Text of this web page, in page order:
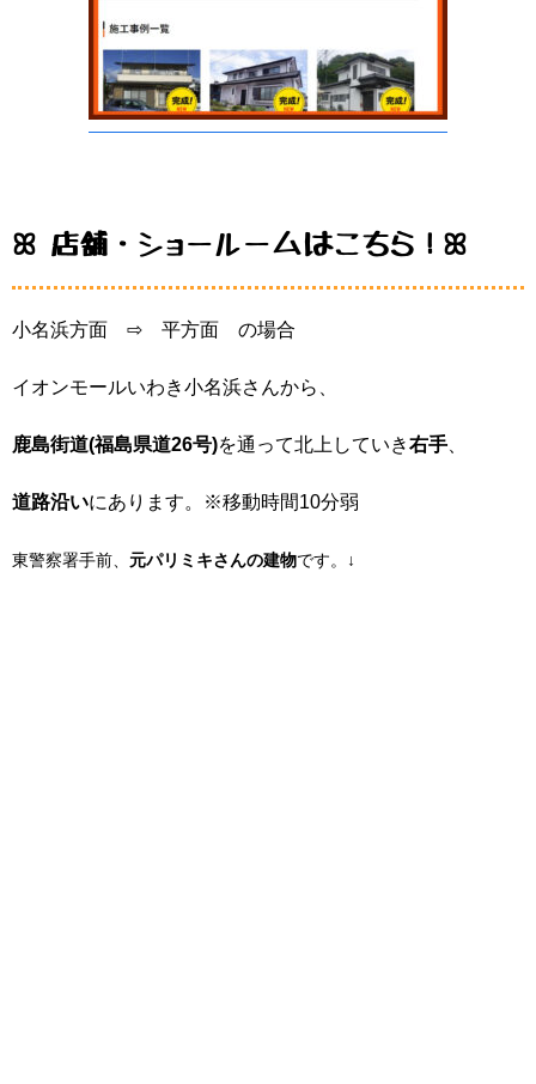
ꕤ 店舗・ショールームはこちら！ꕤ
小名浜方面 ⇨ 平方面 の場合
イオンモールいわき小名浜さんから、
鹿島街道(福島県道26号)を通って北上していき右手
道路沿いにあります。※移動時間10分弱
東警察署手前、 元パリミキさんの建物です。↓